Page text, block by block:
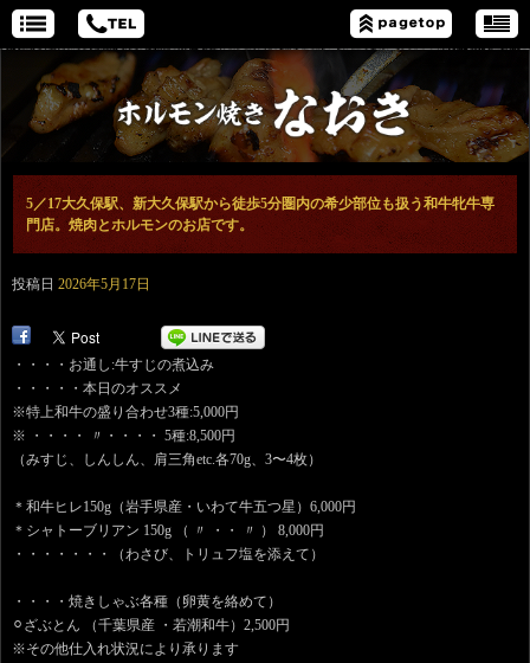
5／17大久保駅、新大久保駅から徒歩5分圏内の希少部位も扱う和牛牝牛専
門店。焼肉とホルモンのお店です。
投稿日 2026年5月17日
・・・・お通し:牛すじの煮込み
・・・・・本日のオススメ
※特上和牛の盛り合わせ3種:5,000円
※ ・・・・ 〃・・・・ 5種:8,500円
（みすじ、しんしん、肩三角etc.各70g、3〜4枚）
＊和牛ヒレ150g（岩手県産・いわて牛五つ星）6,000円
＊シャトーブリアン 150g （ 〃 ・・ 〃 ） 8,000円
・・・・・・・（わさび、トリュフ塩を添えて）
・・・・焼きしゃぶ各種（卵黄を絡めて）
⚪︎ざぶとん （千葉県産 ・若潮和牛）2,500円
※その他仕入れ状況により承ります